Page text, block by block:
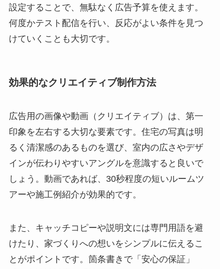
設定することで、無駄なく広告予算を使えます。
何度かテスト配信を行い、反応がよい条件を見つ
けていくことも大切です。
効果的なクリエイティブ制作方法
広告用の画像や動画（クリエイティブ）は、第一
印象を左右する大切な要素です。住宅の写真は明
るく清潔感のあるものを選び、室内の広さやデザ
インが伝わりやすいアングルを意識すると良いで
しょう。動画であれば、30秒程度の短いルームツ
アーや施工例紹介が効果的です。
また、キャッチコピーや説明文には専門用語を避
けたり、家づくりへの想いをシンプルに伝えるこ
とがポイントです。箇条書きで「安心の保証」